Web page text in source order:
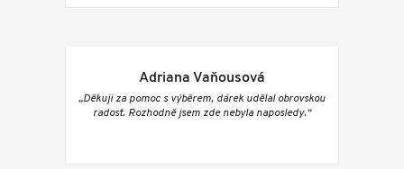
Adriana Vaňousová
„Děkuji za pomoc s výběrem, dárek udělal obrovskou
radost. Rozhodně jsem zde nebyla naposledy.“